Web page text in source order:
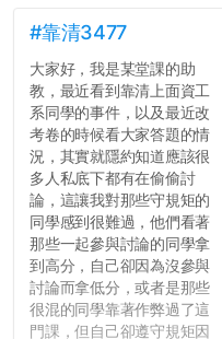
#靠清3477
大家好，我是某堂課的助
教，最近看到靠清上面資工
系同學的事件，以及最近改
考卷的時候看大家答題的情
況，其實就隱約知道應該很
多人私底下都有在偷偷討
論，這讓我對那些守規矩的
同學感到很難過，他們看著
那些一起參與討論的同學拿
到高分，自己卻因為沒參與
討論而拿低分，或者是那些
很混的同學靠著作弊過了這
門課，但自己卻遵守規矩因